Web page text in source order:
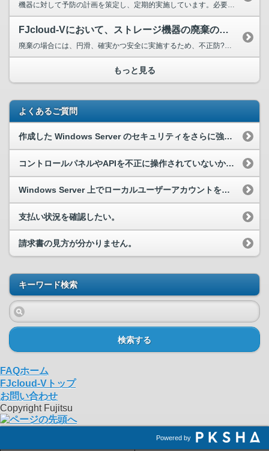
機器に対して予防の計画を策定し、定期的実施しています。必要に応じて適切な保守を実施しています。 関連するワーニングやエラーの検知を常時行い、各ベンダーと連携しながら、 お客様ご利用環境へ...
FJcloud-Vにおいて、ストレージ機器の廃棄の場合のプロセスはどうなっているか？
もっと見る
よくあるご質問
作成した Windows Server のセキュリティをさらに強化するには、どうすれば良いですか。
コントロールパネルやAPIを不正に操作されていないか確認したい。
Windows Server 上でローカルユーザーアカウントを削除する
支払い状況を確認したい。
請求書の見方が分かりません。
キーワード検索
検索する
FAQホーム
FJcloud-Vトップ
お問い合わせ
Copyright Fujitsu
Powered by